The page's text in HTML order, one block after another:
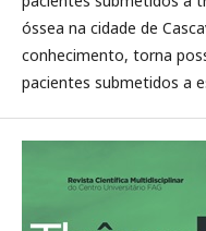
óssea na cidade de
conhecimento, torna
pacientes submetidos a